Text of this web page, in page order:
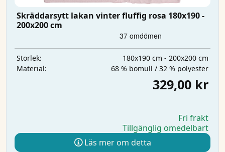
Skräddarsytt lakan vinter fluffig rosa 180x190 -
200x200 cm
Storlek:
180x190 cm - 200x200 cm
Material:
68 % bomull / 32 % polyester
329,00 kr
Fri frakt
Tillgänglig omedelbart
Läs mer om detta